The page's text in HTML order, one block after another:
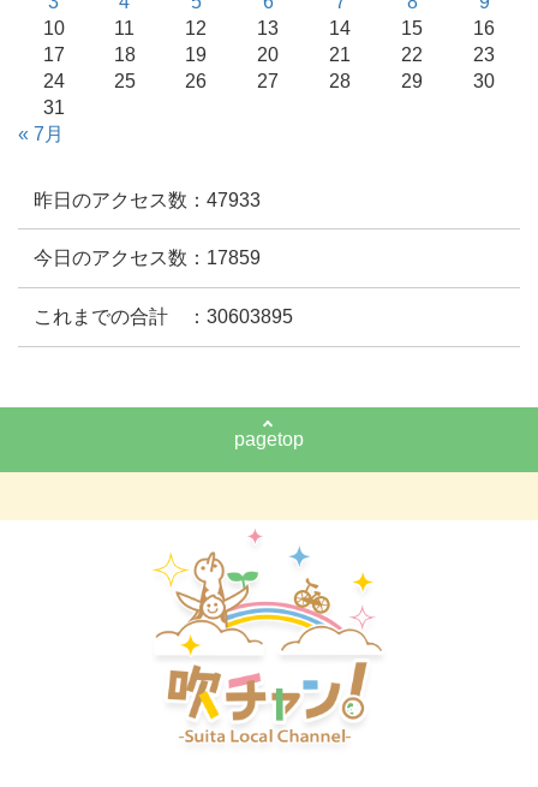
10
11 12 13 14 15
16
17
18 19 20 21 22
23
24
25 26 27 28 29
30
31
« 7月
昨日のアクセス数：47933
今日のアクセス数：17859
これまでの合計 ：30603895
pagetop